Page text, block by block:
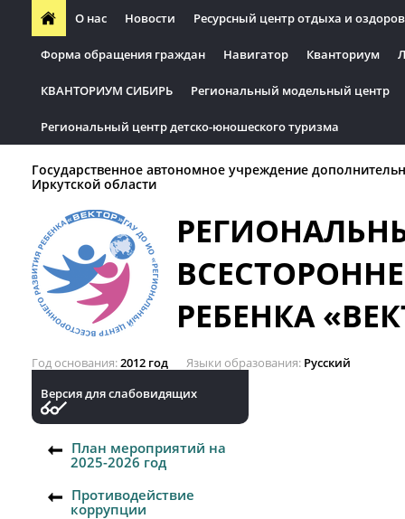
О нас Новости Ресурсный центр отдыха и
Форма обращения граждан Навигатор Кванториум
КВАНТОРИУМ СИБИРЬ Региональный модельный центр
Региональный центр детско-юношеского туризма
Государственное автономное учреждение
Иркутской области
РЕБЕНКА
Год основания 2012 год Языки образования Русский
Версия для слабовидящих
План мероприятий на
2025-2026 год
Противодействие
коррупции